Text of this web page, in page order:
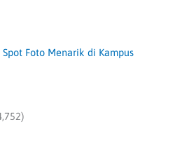
Spot Foto Menarik di Kampus